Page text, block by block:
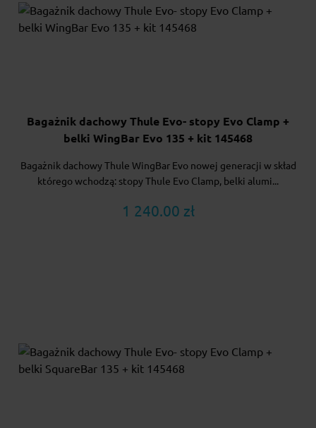
Bagażnik dachowy Thule Evo- stopy Evo Clamp +
belki WingBar Evo 135 + kit 145468
Bagażnik dachowy Thule WingBar Evo nowej generacji w skład
którego wchodzą: stopy Thule Evo Clamp, belki alumi...
1 240.00 zł